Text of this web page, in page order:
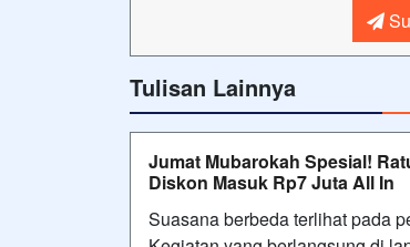
Tulisan Lainnya
Jumat Mubarokah Spesial!
Diskon Masuk Rp7 Juta All In
Suasana berbeda terlihat pada